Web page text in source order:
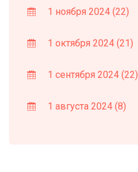
1 ноября 2024 (22)
1 октября 2024 (21)
1 сентября 2024 (22)
1 августа 2024 (8)